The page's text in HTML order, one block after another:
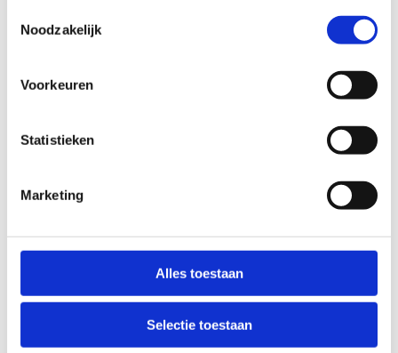
Noodzakelijk
Voorkeuren
Statistieken
Marketing
Alles toestaan
Selectie toestaan
Huur een mountainbike en
(COMING SOON)
Meer info komt binnenkort online. Hou deze